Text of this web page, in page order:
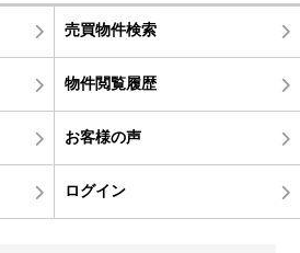
売買物件検索
物件閲覧履歴
お客様の声
ログイン